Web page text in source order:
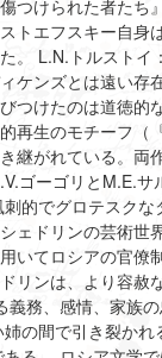
つけられた者たち
トエフスキー自身
。 L.N.トルストイ
ケンズとは遠い存
つけたのは道徳的
再生のモチーフ（
継がれている。両
ゴーゴリとM.E.サ
的でグロテスクな
ェドリンの芸術世
いてロシアの官僚
リンは、より容赦
務、感情、家族の
の間で引き裂か